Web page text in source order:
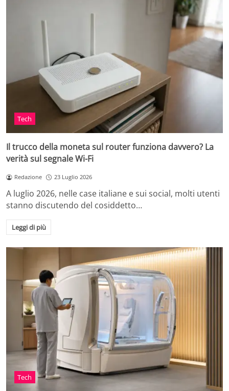
Tech
Il trucco della moneta sul router funziona davvero? La
verità sul segnale Wi-Fi
Redazione 23 Luglio 2026
A luglio 2026, nelle case italiane e sui social, molti utenti
stanno discutendo del cosiddetto…
Leggi di più
Tech